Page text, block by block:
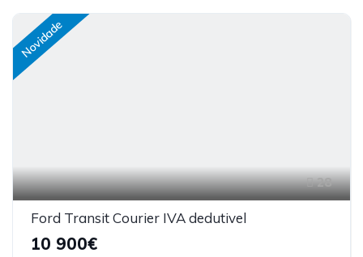
Novidade
28
Ford Transit Courier IVA dedutivel
10 900€